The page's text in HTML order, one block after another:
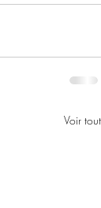
Voir tout